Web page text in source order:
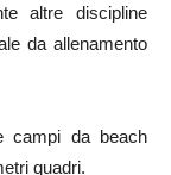
altre discipline
da allenamento
campi da beach
quadri.